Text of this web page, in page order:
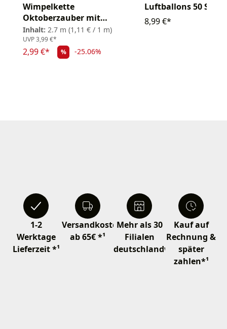
Wimpelkette
Oktoberzauber mit
Motiven 2,70m
Inhalt: 2.7 m (1,11 € / 1 m)
UVP3,99 €*
2,99 €* % -25.06%
Luftballons 50 Stk.
8,99 €*
1-2
Werktage
Lieferzeit *¹
Versandkostenfrei
ab 65€ *¹
Mehr als 30
Filialen
deutschlandweit
Kauf auf
Rechnung &
später
zahlen*¹